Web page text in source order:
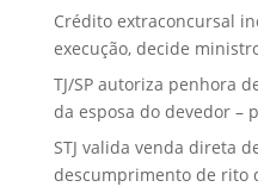
Crédito extraconcursal
execução, decide
TJ/SP autoriza penhora
da esposa do devedor –
STJ valida venda direta
descumprimento de rito